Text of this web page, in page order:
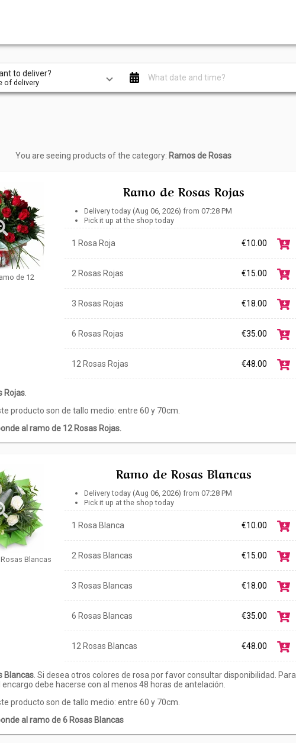
to deliver?
of delivery What date and time?
You are seeing products of the category: Ramos de Rosas
de 12
Ramo de Rosas Rojas
Delivery today (Aug 06, 2026) from 07:28 PM
Pick it up at the shop today
1 Rosa Roja €10.00
2 Rosas Rojas €15.00
3 Rosas Rojas €18.00
6 Rosas Rojas €35.00
12 Rosas Rojas €48.00
Rojas
producto son de tallo medio: entre 60 y 70cm.
al ramo de 12 Rosas Rojas.
Blancas
Ramo de Rosas Blancas
Delivery today (Aug 06, 2026) from 07:28 PM
Pick it up at the shop today
1 Rosa Blanca €10.00
2 Rosas Blancas €15.00
3 Rosas Blancas €18.00
6 Rosas Blancas €35.00
12 Rosas Blancas €48.00
Blancas . Si desea otros colores de rosa por favor consultar disponibilidad. Para
debe hacerse con al menos 48 horas de antelación.
producto son de tallo medio: entre 60 y 70cm.
al ramo de 6 Rosas Blancas